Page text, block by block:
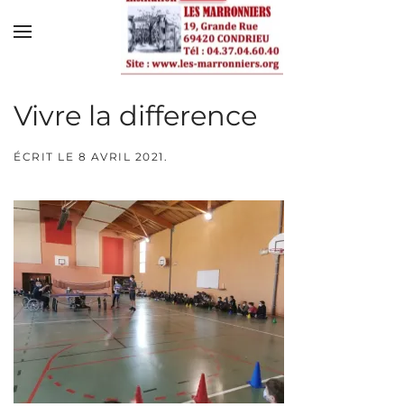
Skip to main content
Vivre la difference
ÉCRIT LE 8 AVRIL 2021 .